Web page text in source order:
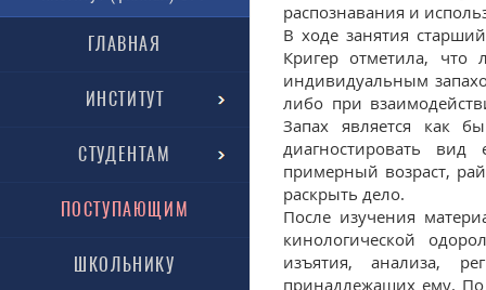
ГЛАВНАЯ
ИНСТИТУТ
СТУДЕНТАМ
ПОСТУПАЮЩИМ
ШКОЛЬНИКУ
распознавания и
В ходе занятия
Кригер отметила, что
индивидуальным
либо при
Запах является как
диагностировать вид
примерный возраст,
раскрыть дело.
После изучения
кинологической
изъятия, анализа,
принадлежащих ему.